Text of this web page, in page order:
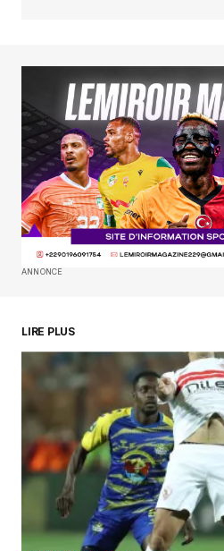
Your E-mail*
Enregistrer mon nom,
site dans le navigateur
commentaire.
SUBMIT COMMENT
ANNONCE
LIRE PLUS